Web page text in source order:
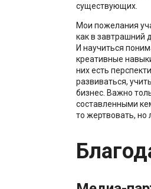
существующих.
Мои пожелания
как в завтрашний
И научиться
креативные
них есть
развиваться,
бизнес. Важно
составленными
то жертвовать, но